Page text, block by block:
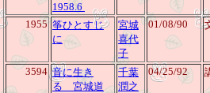
1958.6
1955 筝ひとすじ
に
宮城
喜代
子
01/08/90
3594 音に生き
る 宮城道
千葉
潤之
04/25/92